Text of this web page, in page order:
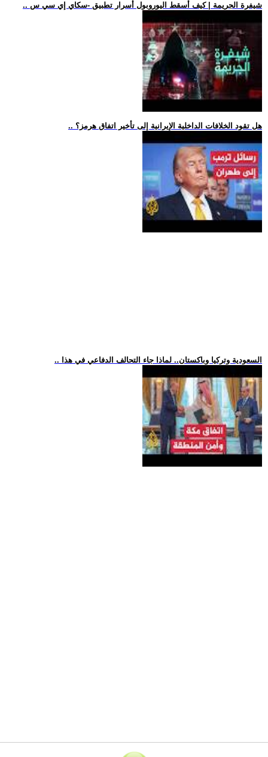
.. شيفرة الجريمة | كيف أسقط اليوروبول أسرار تطبيق -سكاي إي سي س
.. هل تقود الخلافات الداخلية الإيرانية إلى تأخير اتفاق هرمز؟
.. السعودية وتركيا وباكستان.. لماذا جاء التحالف الدفاعي في هذا